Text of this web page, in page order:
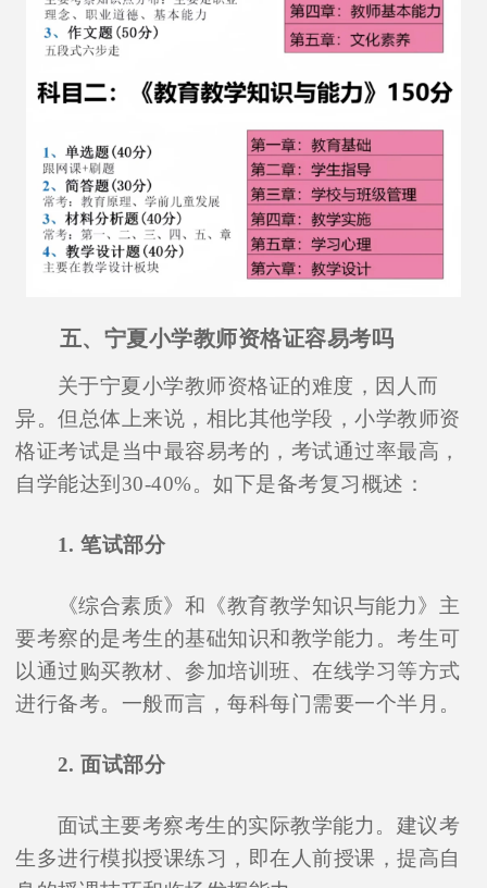
五、宁夏小学教师资格证容易考吗
关于宁夏小学教师资格证的难度，因人而
异。但总体上来说，相比其他学段，小学教师资
格证考试是当中最容易考的，考试通过率最高，
自学能达到30-40%。如下是备考复习概述：
1. 笔试部分
《综合素质》和《教育教学知识与能力》主
要考察的是考生的基础知识和教学能力。考生可
以通过购买教材、参加培训班、在线学习等方式
进行备考。一般而言，每科每门需要一个半月。
2. 面试部分
面试主要考察考生的实际教学能力。建议考
生多进行模拟授课练习，即在人前授课，提高自